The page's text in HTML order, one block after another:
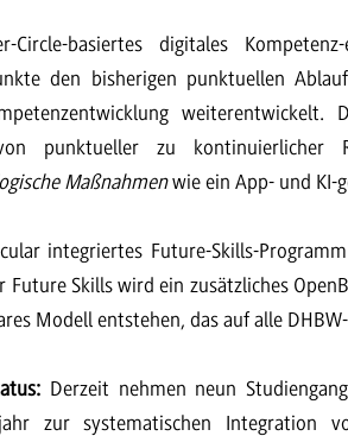
Circle-basiertes digitales
den bisherigen punktuellen
weiterentwickelt.
punktueller zu kontinuierlicher
Maßnahmenwie ein App- und KI-
integriertes Future-Skills-
Future Skills wird ein zusätzliches
Modell entstehen, das auf alle
Derzeit nehmen neun
zur systematischen